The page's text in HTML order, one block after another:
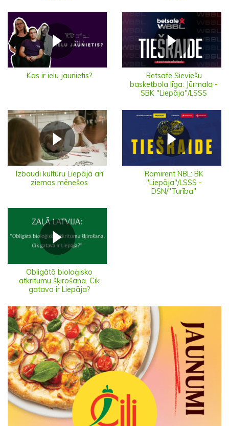
Kas ir ielu jaunietis?
Betsafe Sieviešu
basketbola līga: Jūrmala -
SBK "Liepāja"/LSSS
Izbaudi kultūru Liepājā arī
ziemas mēnešos
Ramirent NBL: BK
"Liepāja"/LSSS -
DSN/"Turība"
Obligātā bioloģisko
atkritumu šķirošana. Cik
gatava ir Liepāja?